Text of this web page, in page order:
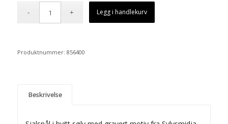
Legg i handlekurv
Produktnummer: 856400
Beskrivelse